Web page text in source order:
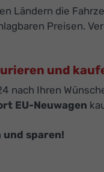
Ländern die
Preisen.
und
nach Ihren
EU-Neuwagen
sparen!